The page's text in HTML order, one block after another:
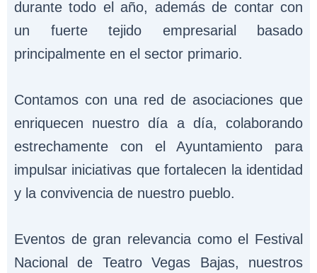
durante todo el año, además de contar con
un fuerte tejido empresarial basado
principalmente en el sector primario.
Contamos con una red de asociaciones que
enriquecen nuestro día a día, colaborando
estrechamente con el Ayuntamiento para
impulsar iniciativas que fortalecen la identidad
y la convivencia de nuestro pueblo.
Eventos de gran relevancia como el Festival
Nacional de Teatro Vegas Bajas, nuestros